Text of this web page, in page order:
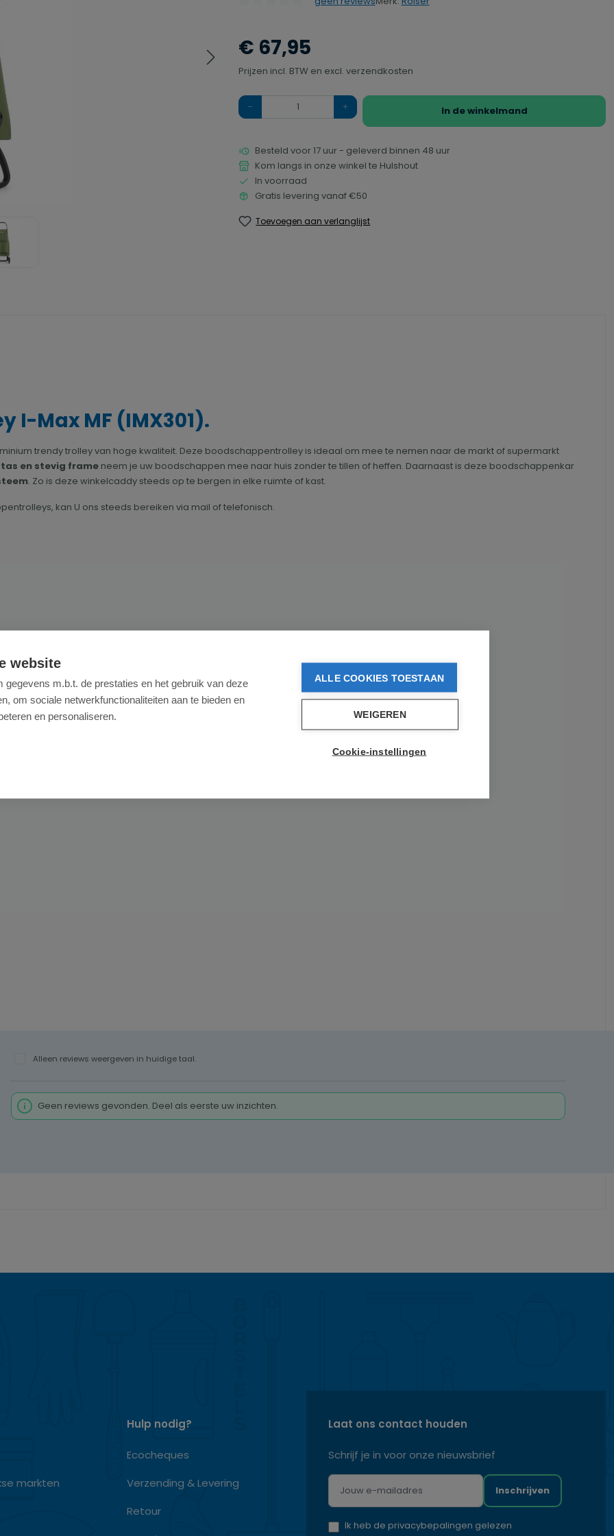
€ 67,95
Prijzen incl. BTW en excl. verzendkosten
Hoeveelheid
In de winkelmand
Besteld voor 17 uur - geleverd binnen 48 uur
Kom langs in onze winkel te Hulshout
In voorraad
Gratis levering vanaf €50
Toevoegen aan verlanglijst
I-Max MF (IMX301).
trendy trolley van hoge kwaliteit. Deze boodschappentrolley is ideaal om mee te nemen naar de markt of supermarkt
en stevig frame neem je uw boodschappen mee naar huis zonder te tillen of heffen. Daarnaast is deze boodschappenkar
. Zo is deze winkelcaddy steeds op te bergen in elke ruimte of kast.
kan U ons steeds bereiken via mail of telefonisch.
om ruimte te besparen.
rits.
Alleen reviews weergeven in huidige taal.
Geen reviews gevonden. Deel als eerste uw inzichten.
markten
Hulp nodig?
Ecocheques
Verzending & Levering
Retour
Laat ons contact houden
Schrijf je in voor onze nieuwsbrief
Inschrijven
Ik heb de privacybepalingen gelezen
website
m.b.t. de prestaties en het gebruik van deze
om sociale netwerkfunctionaliteiten aan te bieden en
en personaliseren.
ALLE COOKIES TOESTAAN
WEIGEREN
Cookie-instellingen